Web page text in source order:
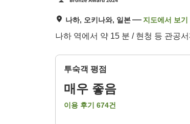
나하, 오키나와, 일본 지도에서 보기
나하 역에서 약 15 분 / 현청 등 관공
투숙객 평점
매우 좋음
이용 후기 674건